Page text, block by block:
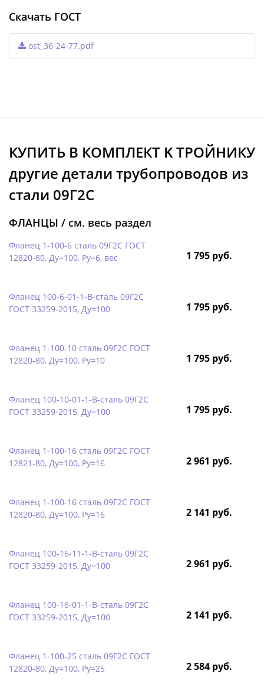
Скачать ГОСТ
ost_36-24-77.pdf
КУПИТЬ В КОМПЛЕКТ K ТРОЙНИКУ
другие детали трубопроводов из
стали 09Г2С
ФЛАНЦЫ / см. весь раздел
Фланец 1-100-6 сталь 09Г2С ГОСТ
12820-80, Ду=100, Ру=6, вес
1 795 руб.
Фланец 100-6-01-1-B-сталь 09Г2С
ГОСТ 33259-2015, Ду=100
1 795 руб.
Фланец 1-100-10 сталь 09Г2С ГОСТ
12820-80, Ду=100, Ру=10
1 795 руб.
Фланец 100-10-01-1-B-сталь 09Г2С
ГОСТ 33259-2015, Ду=100
1 795 руб.
Фланец 1-100-16 сталь 09Г2С ГОСТ
12821-80, Ду=100, Ру=16
2 961 руб.
Фланец 1-100-16 сталь 09Г2С ГОСТ
12820-80, Ду=100, Ру=16
2 141 руб.
Фланец 100-16-11-1-B-сталь 09Г2С
ГОСТ 33259-2015, Ду=100
2 961 руб.
Фланец 100-16-01-1-B-сталь 09Г2С
ГОСТ 33259-2015, Ду=100
2 141 руб.
Фланец 1-100-25 сталь 09Г2С ГОСТ
12820-80, Ду=100, Ру=25
2 584 руб.